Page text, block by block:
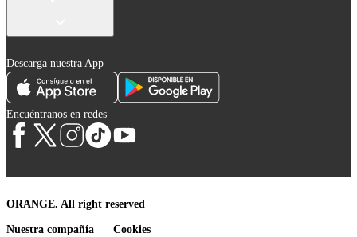
Descarga nuestra App
Encuéntranos en redes
ORANGE. All right reserved
Nuestra compañía Cookies